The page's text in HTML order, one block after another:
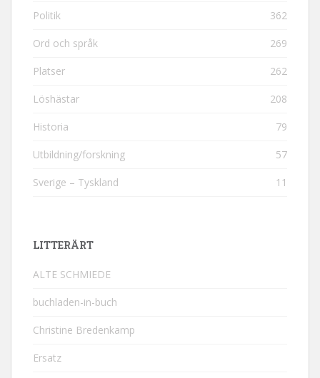
Politik 362
Ord och språk 269
Platser 262
Löshästar 208
Historia 79
Utbildning/forskning 57
Sverige – Tyskland 11
LITTERÄRT
ALTE SCHMIEDE
buchladen-in-buch
Christine Bredenkamp
Ersatz